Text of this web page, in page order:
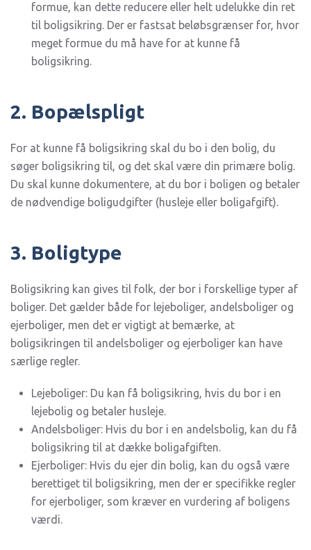
formue, kan dette reducere eller helt udelukke din ret
til boligsikring. Der er fastsat beløbsgrænser for, hvor
meget formue du må have for at kunne få
boligsikring.
2. Bopælspligt
For at kunne få boligsikring skal du bo i den bolig, du
søger boligsikring til, og det skal være din primære bolig.
Du skal kunne dokumentere, at du bor i boligen og betaler
de nødvendige boligudgifter (husleje eller boligafgift).
3. Boligtype
Boligsikring kan gives til folk, der bor i forskellige typer af
boliger. Det gælder både for lejeboliger, andelsboliger og
ejerboliger, men det er vigtigt at bemærke, at
boligsikringen til andelsboliger og ejerboliger kan have
særlige regler.
Lejeboliger: Du kan få boligsikring, hvis du bor i en
lejebolig og betaler husleje.
Andelsboliger: Hvis du bor i en andelsbolig, kan du få
boligsikring til at dække boligafgiften.
Ejerboliger: Hvis du ejer din bolig, kan du også være
berettiget til boligsikring, men der er specifikke regler
for ejerboliger, som kræver en vurdering af boligens
værdi.